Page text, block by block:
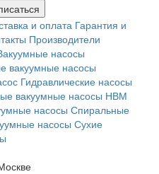
и оплата Гарантия и
Производители
насосы
вакуумные насосы
Гидравлические насосы
вакуумные насосы НВМ
насосы Спиральные
насосы Сухие